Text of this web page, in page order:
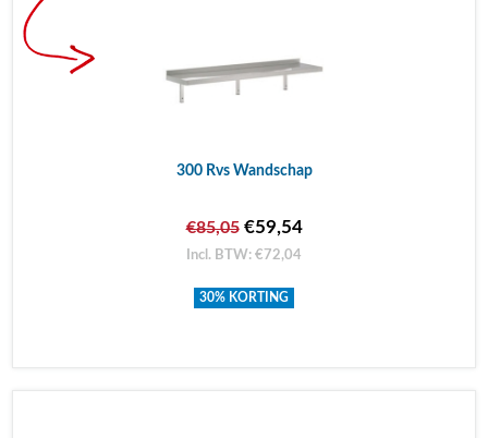
300 Rvs Wandschap
€85,05€59,54
Incl. BTW: €72,04
30% KORTING